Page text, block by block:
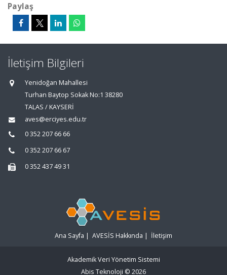
Paylaş
İletişim Bilgileri
Yenidoğan Mahallesi
Turhan Baytop Sokak No:1 38280
TALAS / KAYSERİ
aves@erciyes.edu.tr
0 352 207 66 66
0 352 207 66 67
0 352 437 49 31
Ana Sayfa | AVESİS Hakkında | İletişim
Akademik Veri Yönetim Sistemi
Abis Teknoloji © 2026